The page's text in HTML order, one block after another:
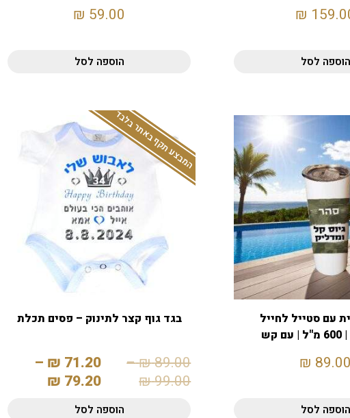
₪
הוספה לסל
59.00
₪
הוספה לסל
עם סטייל לחייל
89.00
₪
הוספה לסל
המבצע תקף באתר בלבד
בגד גוף קצר לתינוק – פסים תכלת
89.00
₪
–
99.00
₪
71.20
₪
–
79.20
₪
הוספה לסל